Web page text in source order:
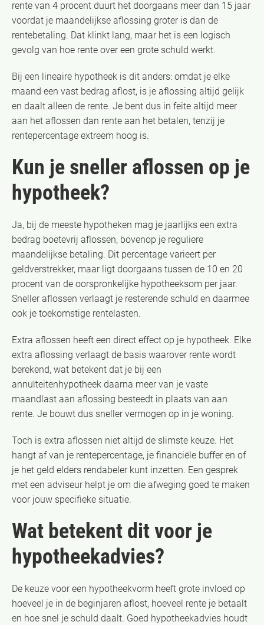
rente van 4 procent duurt het doorgaans meer dan 15 jaar
voordat je maandelijkse aflossing groter is dan de
rentebetaling. Dat klinkt lang, maar het is een logisch
gevolg van hoe rente over een grote schuld werkt.
Bij een lineaire hypotheek is dit anders: omdat je elke
maand een vast bedrag aflost, is je aflossing altijd gelijk
en daalt alleen de rente. Je bent dus in feite altijd meer
aan het aflossen dan rente aan het betalen, tenzij je
rentepercentage extreem hoog is.
Kun je sneller aflossen op je
hypotheek?
Ja, bij de meeste hypotheken mag je jaarlijks een extra
bedrag boetevrij aflossen, bovenop je reguliere
maandelijkse betaling. Dit percentage varieert per
geldverstrekker, maar ligt doorgaans tussen de 10 en 20
procent van de oorspronkelijke hypotheeksom per jaar.
Sneller aflossen verlaagt je resterende schuld en daarmee
ook je toekomstige rentelasten.
Extra aflossen heeft een direct effect op je hypotheek. Elke
extra aflossing verlaagt de basis waarover rente wordt
berekend, wat betekent dat je bij een
annuïteitenhypotheek daarna meer van je vaste
maandlast aan aflossing besteedt in plaats van aan
rente. Je bouwt dus sneller vermogen op in je woning.
Toch is extra aflossen niet altijd de slimste keuze. Het
hangt af van je rentepercentage, je financiële buffer en of
je het geld elders rendabeler kunt inzetten. Een gesprek
met een adviseur helpt je om die afweging goed te maken
voor jouw specifieke situatie.
Wat betekent dit voor je
hypotheekadvies?
De keuze voor een hypotheekvorm heeft grote invloed op
hoeveel je in de beginjaren aflost, hoeveel rente je betaalt
en hoe snel je schuld daalt. Goed hypotheekadvies houdt